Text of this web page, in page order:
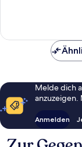
Melde dich
anzuzeigen.
Anmelden